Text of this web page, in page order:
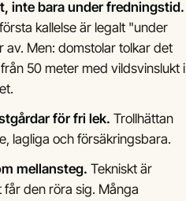
inte bara under fredningstid.
kallelse är legalt "under
av. Men: domstolar tolkar det
50 meter med vildsvinslukt i
för fri lek. Trollhättan
lagliga och försäkringsbara.
mellansteg. Tekniskt är
den röra sig. Många